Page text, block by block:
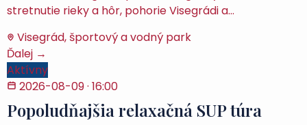
stretnutie rieky a hôr, pohorie Visegrádi a…
Visegrád, športový a vodný park
Ďalej →
Aktívny
2026-08-09· 16:00
Popoludňajšia relaxačná SUP túra